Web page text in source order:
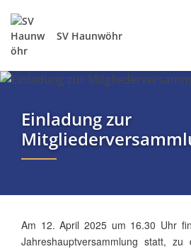
SV Haunwöhr
Einladung zur
Am 12. April 2025 um 16.30 Uhr
Jahreshauptversammlung statt,